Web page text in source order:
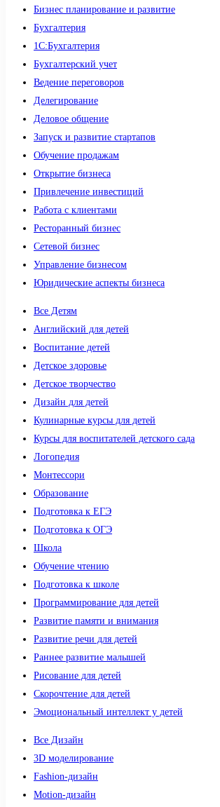
Бизнес планирование и развитие
Бухгалтерия
1C:Бухгалтерия
Бухгалтерский учет
Ведение переговоров
Делегирование
Деловое общение
Запуск и развитие стартапов
Обучение продажам
Открытие бизнеса
Привлечение инвестиций
Работа с клиентами
Ресторанный бизнес
Сетевой бизнес
Управление бизнесом
Юридические аспекты бизнеса
Все Детям
Английский для детей
Воспитание детей
Детское здоровье
Детское творчество
Дизайн для детей
Кулинарные курсы для детей
Курсы для воспитателей детского сада
Логопедия
Монтессори
Образование
Подготовка к ЕГЭ
Подготовка к ОГЭ
Школа
Обучение чтению
Подготовка к школе
Программирование для детей
Развитие памяти и внимания
Развитие речи для детей
Раннее развитие малышей
Рисование для детей
Скорочтение для детей
Эмоциональный интеллект у детей
Все Дизайн
3D моделирование
Fashion-дизайн
Motion-дизайн